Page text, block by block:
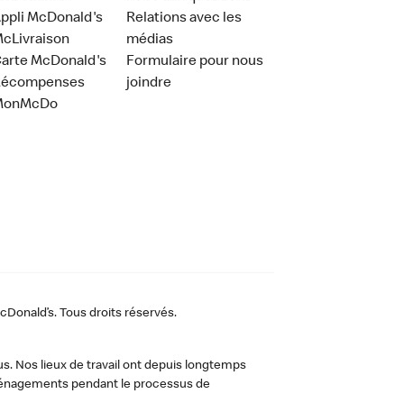
McDonald's
McDonald's
Relations avec les
médias
Formulaire pour nous
joindre
Tous droits réservés.
Nos lieux de travail ont depuis longtemps
pendant le processus de